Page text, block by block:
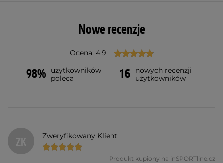
Nowe recenzje
Ocena: 4.9
98%
użytkowników
poleca
16
nowych recenzji
użytkowników
ZK Zweryfikowany Klient
Produkt kupiony na inSPORTline.cz